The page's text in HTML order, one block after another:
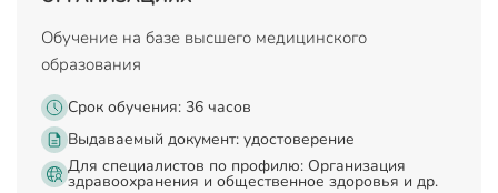
Обучение на базе высшего медицинского
образования
Срок обучения: 36 часов
Выдаваемый документ: удостоверение
Для специалистов по профилю: Организация
здравоохранения и общественное здоровья и др.